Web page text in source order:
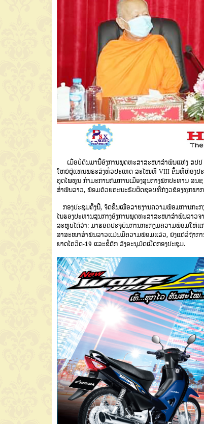
ເມື່ອບໍ່​ດົນ​ມານີ້ອົງການພຸດທະສາສະໜາສຳພັນແຫ່ງ ສປປ
ໃຫຍ່ຜູ້ແທນພຣະສົງທົ່ວປະເທດ ສະໄໝທີ VIII ຂຶ້ນ​ທີ່ຫ້ອງປະ
ຄຸດໄພທູນ ກຳມະການກົມການເມືອງສູນກາງພັກປະທານ ສນ​
ສຳພັນລາວ, ພ້ອມດ້ວຍຄະນະຮັບຜິດຊອບທີ່ກ່ຽວຂ້ອງທຸກພາ
ກອງປະຊຸມຄັ້ງນີ້, ຈັດຂຶ້ນເພື່ອລາຍງານຄວາມພ້ອມການກະ
ໄນຮອງປະທານສູນກາງອົງການພຸດທະສາສະໜາສຳພັນລາວ
ສະຫຼຸບໄດ້ວ່າ: ມາຮອດປະຈຸບັນການກະກຽມຄວາມພ້ອມໃຫ້
ສາສະໜາສຳພັນລາວແມ່ນມີຄວາມພ້ອມແລ້ວ, ຍັງແຕ່ລໍຖ້າກ
ຍາດໂຄວິດ-19 ແລະຂໍ້ຕົກ ລົງອະນຸມັດເປີດກອງປະຊຸມ.